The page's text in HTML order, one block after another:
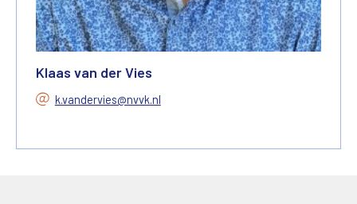
Klaas van der Vies
k.vandervies@nvvk.nl